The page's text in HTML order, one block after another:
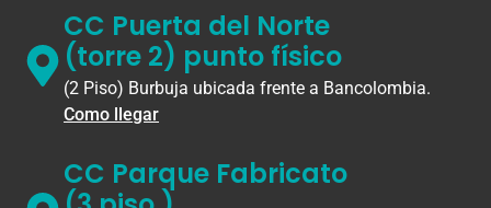
CC Puerta del Norte
(torre 2) punto físico
(2 Piso) Burbuja ubicada frente a Bancolombia.
Como llegar
CC Parque Fabricato